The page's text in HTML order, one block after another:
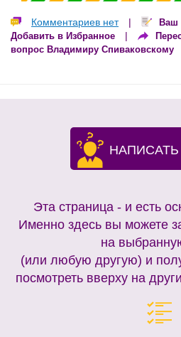
Комментариев нет | Ваш
Добавить в Избранное |
вопрос Владимиру Спиваковскому
Эта страница - и есть
Именно здесь вы можете
на
(или любую другую) и
посмотреть вверху на